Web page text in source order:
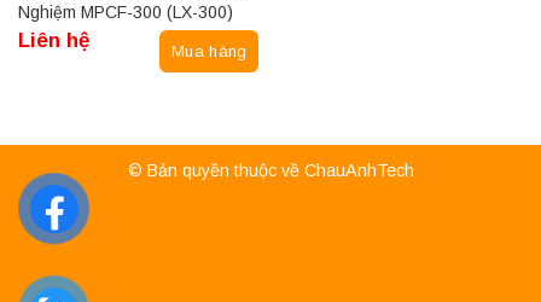
Nghiệm MPCF-300 (LX-300)
Liên hệ Mua hàng
© Bản quyền thuộc về ChauAnhTech